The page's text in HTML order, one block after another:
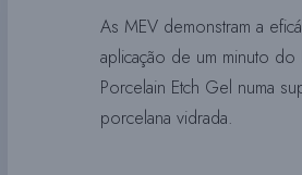
As MEV demonstram a
aplicação de um minuto do
Porcelain Etch Gel numa
porcelana vidrada.